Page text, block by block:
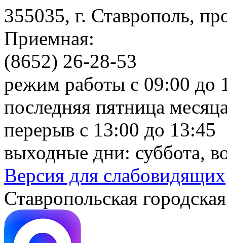
355035, г. Ставрополь,
Приемная:
(8652) 26-28-53
режим работы с 09:00 до
последняя пятница
перерыв с 13:00 до 13:45
выходные дни: суббота,
Версия для слабовидящих
Ставропольская